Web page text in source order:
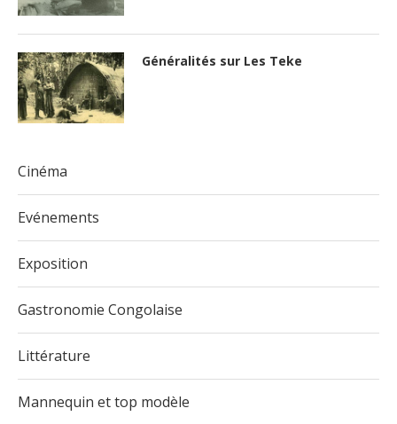
Généralités sur Les Teke
Cinéma
Evénements
Exposition
Gastronomie Congolaise
Littérature
Mannequin et top modèle